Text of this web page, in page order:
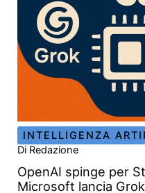
INTELLIGENZA
Di Redazione
OpenAI spinge per
Microsoft lancia